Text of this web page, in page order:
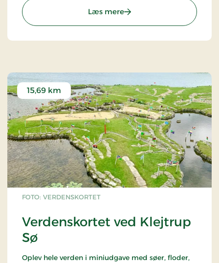
Læs mere: Mariager Saltcenter
FOTO: VERDENSKORTET
Verdenskortet ved Klejtrup
Sø
15,69 km
Oplev hele verden i miniudgave med søer, floder,